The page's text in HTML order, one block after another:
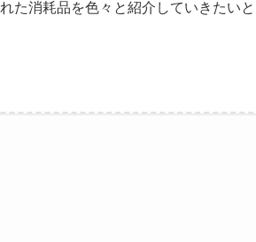
た消耗品を色々と紹介していきたいと